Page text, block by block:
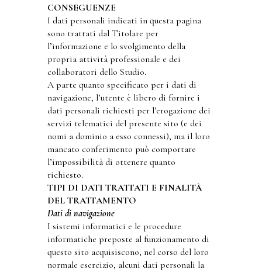
CONSEGUENZE
I dati personali indicati in questa pagina
sono trattati dal Titolare per
l’informazione e lo svolgimento della
propria attività professionale e dei
collaboratori dello Studio.
A parte quanto specificato per i dati di
navigazione, l’utente è libero di fornire i
dati personali richiesti per l’erogazione dei
servizi telematici del presente sito (e dei
nomi a dominio a esso connessi), ma il loro
mancato conferimento può comportare
l’impossibilità di ottenere quanto
richiesto.
TIPI DI DATI TRATTATI E FINALITÀ
DEL TRATTAMENTO
Dati di navigazione
I sistemi informatici e le procedure
informatiche preposte al funzionamento di
questo sito acquisiscono, nel corso del loro
normale esercizio, alcuni dati personali la